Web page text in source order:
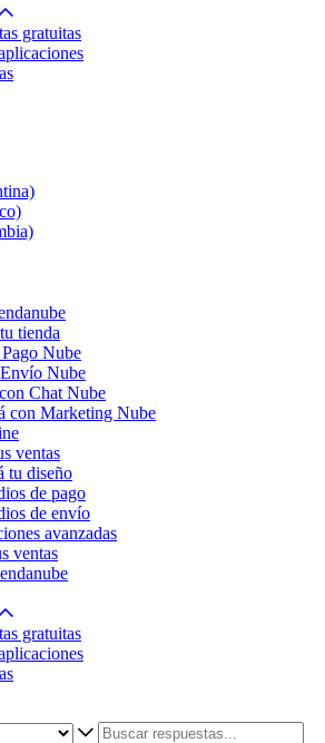
gratuitas
tienda
Nube
Nube
Chat Nube
con Marketing Nube
ventas
tu diseño
de pago
de envío
avanzadas
ventas
gratuitas